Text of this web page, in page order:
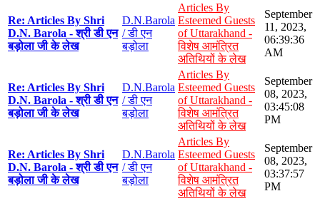
Re: Articles By Shri
D.N. Barola - श्री डी एन
बड़ोला जी के लेख
D.N.Barola
/ डी एन
बड़ोला
Articles By
Esteemed Guests
of Uttarakhand -
विशेष आमंत्रित
अतिथियों के लेख
September
11, 2023,
06:39:36
AM
Re: Articles By Shri
D.N. Barola - श्री डी एन
बड़ोला जी के लेख
D.N.Barola
/ डी एन
बड़ोला
Articles By
Esteemed Guests
of Uttarakhand -
विशेष आमंत्रित
अतिथियों के लेख
September
08, 2023,
03:45:08
PM
Re: Articles By Shri
D.N. Barola - श्री डी एन
बड़ोला जी के लेख
D.N.Barola
/ डी एन
बड़ोला
Articles By
Esteemed Guests
of Uttarakhand -
विशेष आमंत्रित
अतिथियों के लेख
September
08, 2023,
03:37:57
PM